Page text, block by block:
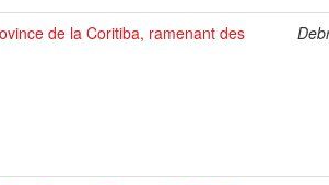
de la Coritiba, ramenant des